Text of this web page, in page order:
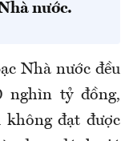
nước.
Nhà nước đều
nghìn tỷ đồng,
không đạt được